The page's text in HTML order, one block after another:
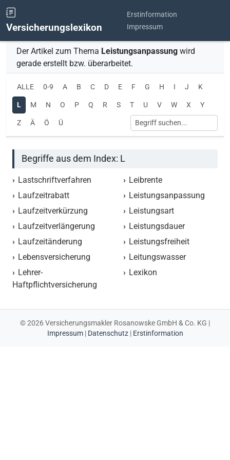
Versicherungslexikon
Erstinformation
Impressum
Der Artikel zum Thema Leistungsanpassung wird
gerade erstellt bzw. überarbeitet.
ALLE 0-9 A B C D E F G H I J K
L M N O P Q R S T U V W X Y
Z Ä Ö Ü
Begriffe aus dem Index: L
Lastschriftverfahren
Laufzeitrabatt
Laufzeitverkürzung
Laufzeitverlängerung
Laufzeitänderung
Lebensversicherung
Lehrer-
Haftpflichtversicherung
Leibrente
Leistungsanpassung
Leistungsart
Leistungsdauer
Leistungsfreiheit
Leitungswasser
Lexikon
© 2026 Versicherungsmakler Rosanowske GmbH & Co. KG |
Impressum| Datenschutz| Erstinformation